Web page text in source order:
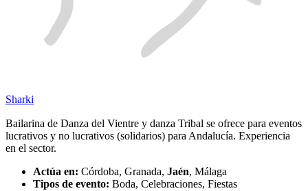
Sharki
Bailarina de Danza del Vientre y danza Tribal se ofrece para eventos
lucrativos y no lucrativos (solidarios) para Andalucía. Experiencia
en el sector.
Actúa en: Córdoba, Granada, Jaén, Málaga
Tipos de evento: Boda, Celebraciones, Fiestas